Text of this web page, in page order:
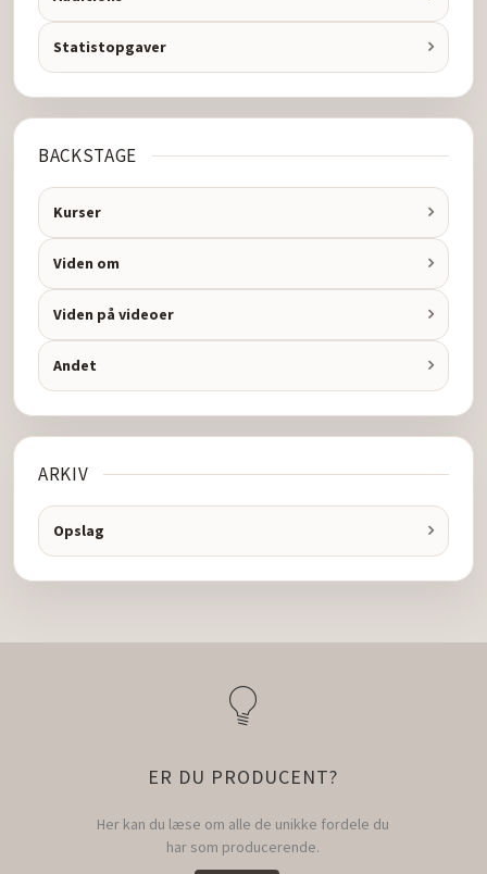
Statistopgaver
BACKSTAGE
Kurser
Viden om
Viden på videoer
Andet
ARKIV
Opslag
ER DU PRODUCENT?
Her kan du læse om alle de unikke fordele du
har som producerende.